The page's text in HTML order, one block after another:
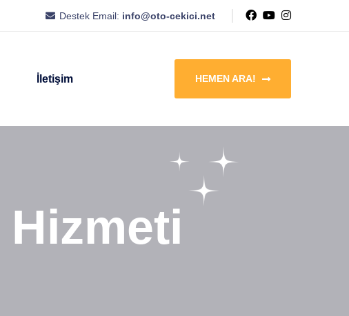
Destek Email: info@oto-cekici.net
İletişim HEMEN ARA!